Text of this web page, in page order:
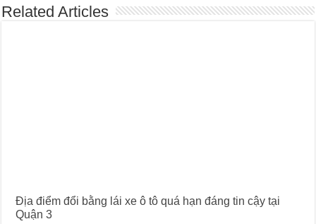
Related Articles
Địa điểm đổi bằng lái xe ô tô quá hạn đáng tin cậy tại
Quận 3